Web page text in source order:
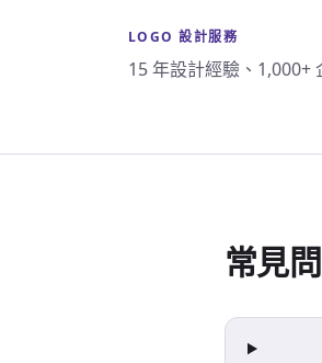
LOGO 設計服務
15 年設計經驗、1,000+
常見